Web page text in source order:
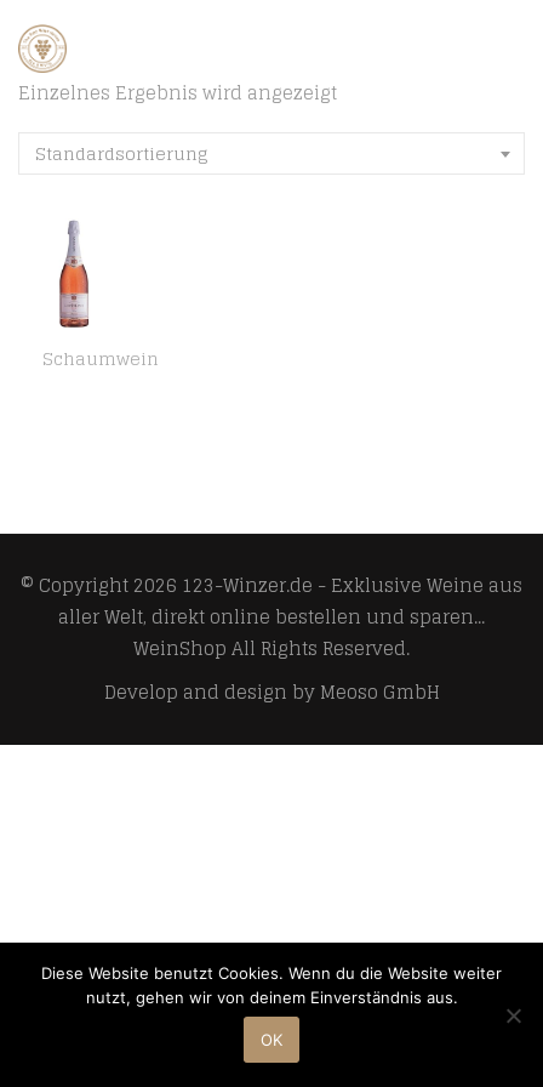
Einzelnes Ergebnis wird angezeigt
Standardsortierung
Schaumwein
© Copyright 2026 123-Winzer.de - Exklusive Weine aus
aller Welt, direkt online bestellen und sparen...
WeinShopAll Rights Reserved.
Develop and design byMeoso GmbH
Diese Website benutzt Cookies. Wenn du die Website weiter
nutzt, gehen wir von deinem Einverständnis aus.
OK